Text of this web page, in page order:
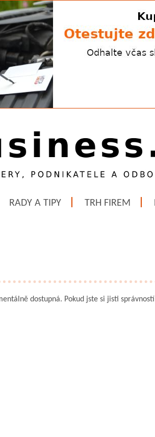
RADY A TIPY TRH FIREM
dostupná. Pokud jste si jisti správností